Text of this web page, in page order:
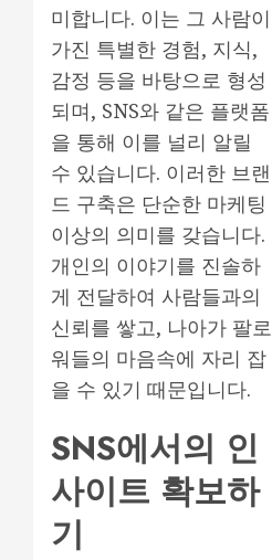
미합니다. 이는 그 사람이
가진 특별한 경험, 지식,
감정 등을 바탕으로 형성
되며, SNS와 같은 플랫폼
을 통해 이를 널리 알릴
수 있습니다. 이러한 브랜
드 구축은 단순한 마케팅
이상의 의미를 갖습니다.
개인의 이야기를 진솔하
게 전달하여 사람들과의
신뢰를 쌓고, 나아가 팔로
워들의 마음속에 자리 잡
을 수 있기 때문입니다.
SNS에서의 인
사이트 확보하
기